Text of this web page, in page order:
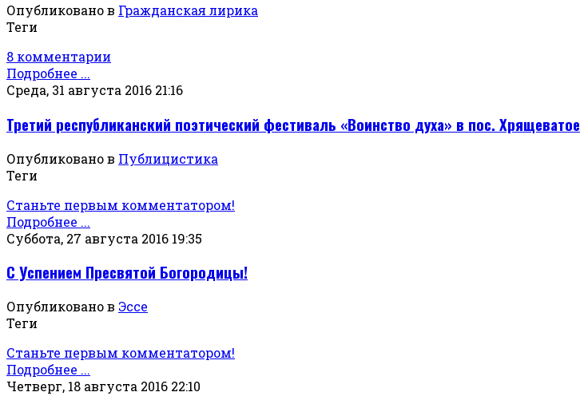
Опубликовано в Гражданская лирика
Теги
8 комментарии
Подробнее ...
Среда, 31 августа 2016 21:16
Третий республиканский поэтический фестиваль «Воинство духа» в пос. Хрящеватое
Опубликовано в Публицистика
Теги
Станьте первым комментатором!
Подробнее ...
Суббота, 27 августа 2016 19:35
С Успением Пресвятой Богородицы!
Опубликовано в Эссе
Теги
Станьте первым комментатором!
Подробнее ...
Четверг, 18 августа 2016 22:10